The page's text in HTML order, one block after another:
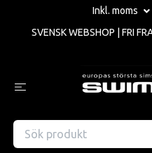
Inkl. moms
SVENSK WEBSHOP | FRI